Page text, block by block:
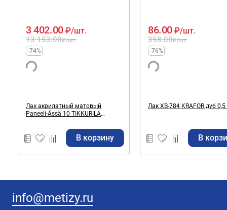
13 153.00₽/шт.
3 402.00 ₽/шт.
-74%
Лак акрилатный матовый
Paneeli-Ässä 10 TIKKURILA
В корзину
358.00₽/шт.
86.00 ₽/шт.
-76%
Лак ХВ-784 KRAFOR дуб 0,5
В
info@metizy.ru